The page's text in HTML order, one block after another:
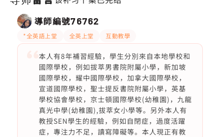
導師編號76762
*全英語上堂 全英上堂 互動教學
本人有8年補習經驗，學生分別來自本地學校和
國際學校，例如拔萃男書院附屬小學，新加坡
國際學校，耀中國際學校，加拿大國際學校，
宣道國際學校，聖士提反書院附屬小學，英基
學校協會學校，京士頓國際學校(幼稚園)，九龍
真光中學(幼稚園),拔萃女小學等。另外本人有
教授SEN學生的經驗，例如自閉症，過度活躍
症，專注力不足，讀寫障礙等。本人現正有教